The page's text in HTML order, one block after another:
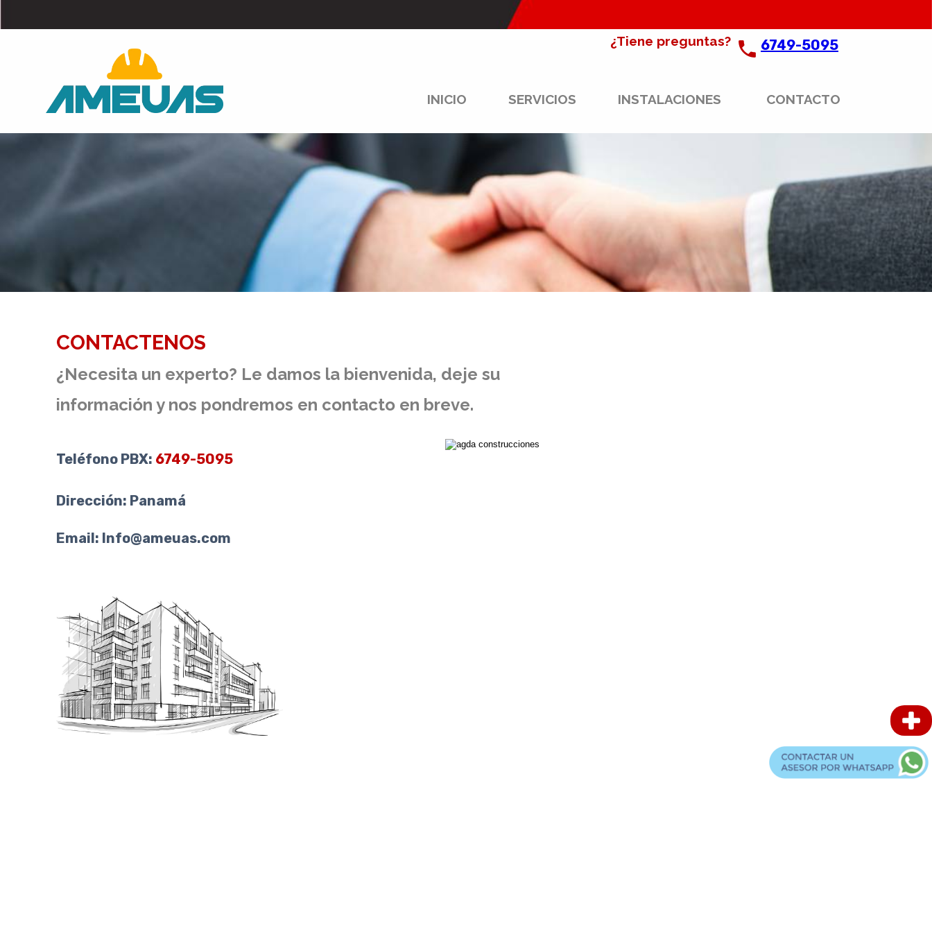
CONTACTENOS
¿Necesita un experto? Le damos la bienvenida, deje su
información y nos pondremos en contacto en breve.
Teléfono PBX: 6749-5095
Dirección: Panamá
Email: Info@ameuas.com
¿Tiene preguntas?
INICIO SERVICIOS INSTALACIONES CONTACTO
6749-5095